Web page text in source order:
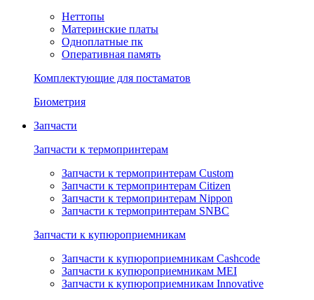
Неттопы
Материнские платы
Одноплатные пк
Оперативная память
Комплектующие для постаматов
Биометрия
Запчасти
Запчасти к термопринтерам
Запчасти к термопринтерам Custom
Запчасти к термопринтерам Citizen
Запчасти к термопринтерам Nippon
Запчасти к термопринтерам SNBC
Запчасти к купюроприемникам
Запчасти к купюроприемникам Cashcode
Запчасти к купюроприемникам MEI
Запчасти к купюроприемникам Innovative